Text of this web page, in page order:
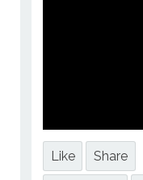
Like Share